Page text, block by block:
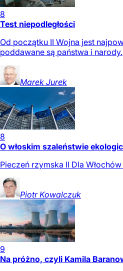
8
Test niepodległości
Od początku II Wojna jest
poddawane są państwa i narody.
Marek Jurek
8
O włoskim szaleństwie
Pieczeń rzymska II Dla
Piotr Kowalczuk
9
Na próżno, czyli Kamila